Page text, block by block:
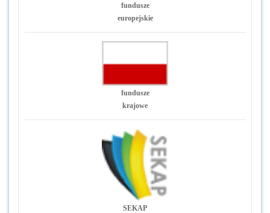
fundusze
europejskie
fundusze
krajowe
SEKAP